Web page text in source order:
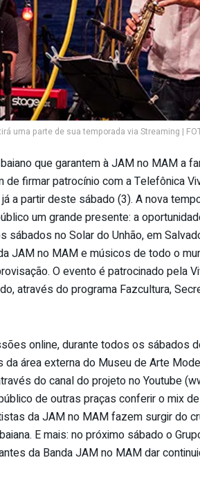
uma parte de sua temporada via Streaming |
que garantem à JAM no MAM a
de firmar patrocínio com a Telefônica
a partir deste sábado (3). A nova
um grande presente: a
no Solar do Unhão, em
JAM no MAM e músicos de todo o
O evento é patrocinado pela
através do programa Fazcultura,
online, durante todos os sábados
área externa do Museu de Arte
do canal do projeto no Youtube
de outras praças conferir o mix
da JAM no MAM fazem surgir do
E mais: no próximo sábado o
da Banda JAM no MAM dar